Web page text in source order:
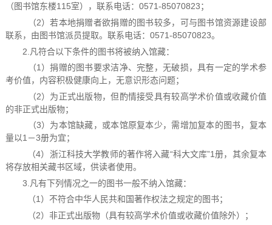
（图书馆东楼115室），联系电话：0571-85070823；
（2）若本地捐赠者欲捐赠的图书较多，可与图书馆资源建设部
联系，由图书馆派员提取。联系电话：0571-85070823。
2.凡符合以下条件的图书将被纳入馆藏：
（1）捐赠的图书要求洁净、完整，无破损，具有一定的学术参
考价值，内容积极健康向上，无意识形态问题；
（2）为正式出版物，但酌情接受具有较高学术价值或收藏价值
的非正式出版物；
（3）为本馆缺藏，或本馆原复本少，需增加复本的图书，复本
量以1－3册为宜；
（4）浙江科技大学教师的著作将入藏“科大文库”1册，其余复本
将存放相关藏书区域，供读者使用。
3.凡有下列情况之一的图书一般不纳入馆藏：
（1）不符合中华人民共和国著作权法之规定的图书；
（2）非正式出版物（具有较高学术价值或收藏价值除外）；